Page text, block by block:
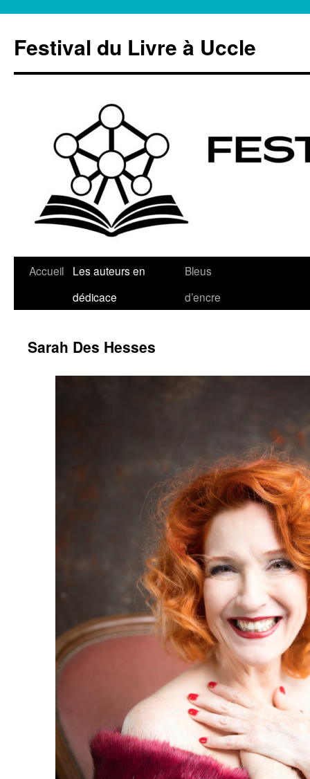
contenu
Festival du Livre à Uccle
Accueil
Les auteurs en
dédicace
Bleus
d’encre
Sarah Des Hesses